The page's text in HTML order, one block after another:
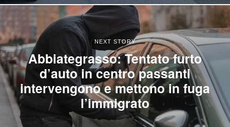
NEXT STORY
Abbiategrasso: Tentato furto
d’auto in centro passanti
intervengono e mettono in fuga
l’immigrato